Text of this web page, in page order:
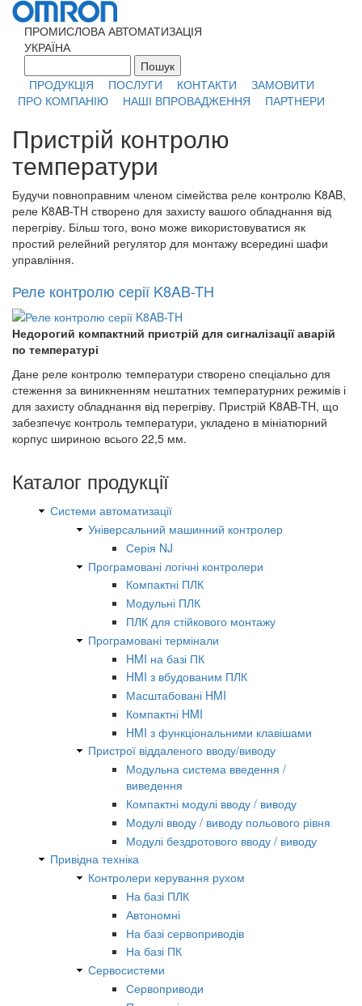
Перейти к основному содержанию
ПРОМИСЛОВА АВТОМАТИЗАЦІЯ
УКРАЇНА
Форма поиска
ПРОДУКЦІЯ
ПОСЛУГИ КОНТАКТИ
ЗАМОВИТИ
ПРО КОМПАНІЮ
НАШІ ВПРОВАДЖЕННЯ ПАРТНЕРИ
Пристрій контролю
температури
Будучи повноправним членом сімейства реле контролю K8AB,
реле K8AB-TH створено для захисту вашого обладнання від
перегріву. Більш того, воно може використовуватися як
простий релейний регулятор для монтажу всередині шафи
управління.
Реле контролю серії K8AB-TH
Недорогий компактний пристрій для сигналізації аварій
по температурі
Дане реле контролю температури створено спеціально для
стеження за виникненням нештатних температурних режимів і
для захисту обладнання від перегріву. Пристрій K8AB-TH, що
забезпечує контроль температури, укладено в мініатюрний
корпус шириною всього 22,5 мм.
Каталог продукції
Системи автоматизації
Універсальний машинний контролер
Серія NJ
Програмовані логічні контролери
Компактні ПЛК
Модульні ПЛК
ПЛК для стійкового монтажу
Програмовані термінали
HMI на базі ПК
HMI з вбудованим ПЛК
Масштабовані HMI
Компактні HMI
HMI з функціональними клавішами
Пристрої віддаленого вводу/виводу
Модульна система введення /
виведення
Компактні модулі вводу / виводу
Модулі вводу / виводу польового рівня
Модулі бездротового вводу / виводу
Привідна техніка
Контролери керування рухом
На базі ПЛК
Автономні
На базі сервоприводів
На базі ПК
Сервосистеми
Сервоприводи